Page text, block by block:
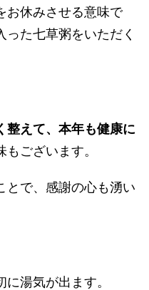
お休みさせる意味で
った七草粥をいただく
整えて、本年も健康に
もございます。
とで、感謝の心も湧い
湯気が出ます。